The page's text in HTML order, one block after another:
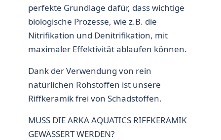
perfekte Grundlage dafür, dass wichtige
biologische Prozesse, wie z.B. die
Nitrifikation und Denitrifikation, mit
maximaler Effektivität ablaufen können.
Dank der Verwendung von rein
natürlichen Rohstoffen ist unsere
Riffkeramik frei von Schadstoffen.
MUSS DIE ARKA AQUATICS RIFFKERAMIK
GEWÄSSERT WERDEN?